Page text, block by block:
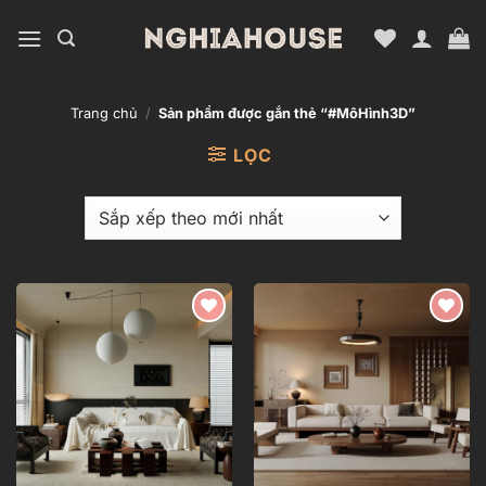
qua
Trang chủ / Sản phẩm được gắn thẻ “#MôHình3D”
LỌC
Add to
wishlist
Add to
wishlist